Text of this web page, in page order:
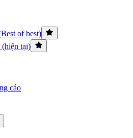
of best)
(hiện tại)
cáo